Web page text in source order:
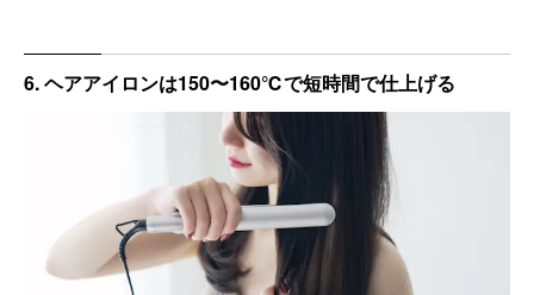
6. ヘアアイロンは150〜160℃で短時間で仕上げる